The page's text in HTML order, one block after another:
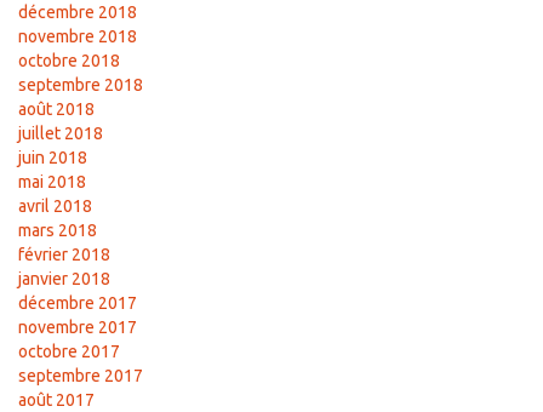
décembre 2018
novembre 2018
octobre 2018
septembre 2018
août 2018
juillet 2018
juin 2018
mai 2018
avril 2018
mars 2018
février 2018
janvier 2018
décembre 2017
novembre 2017
octobre 2017
septembre 2017
août 2017